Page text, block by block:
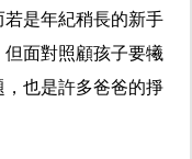
是年紀稍長的新手
面對照顧孩子要犧
也是許多爸爸的掙